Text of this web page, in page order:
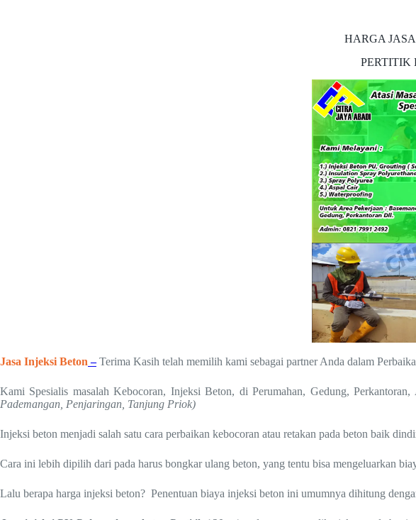
HARGA
PERTITIK
Jasa Injeksi Beton –Terima Kasih telah memilih kami sebagai partner Anda dalam
Kami Spesialis masalah Kebocoran, Injeksi Beton, di Perumahan, Gedung,
Pademangan, Penjaringan, Tanjung Priok)
Injeksi beton menjadi salah satu cara perbaikan kebocoran atau retakan pada beton baik
Cara ini lebih dipilih dari pada harus bongkar ulang beton, yang tentu bisa mengeluarkan
Lalu berapa harga injeksi beton? Penentuan biaya injeksi beton ini umumnya dihitung